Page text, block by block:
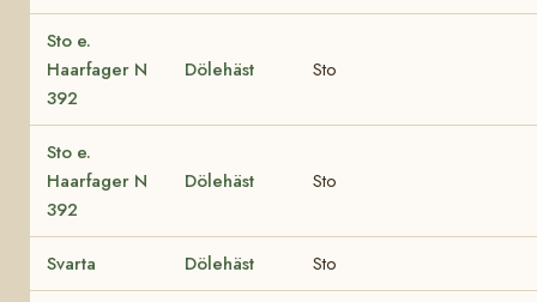
Sto e.
Haarfager N
392
Dölehäst Sto
Sto e.
Haarfager N
392
Dölehäst Sto
Svarta Dölehäst Sto